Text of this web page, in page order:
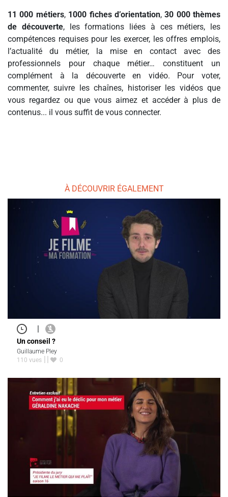
11 000 métiers, 1000 fiches d’orientation,30 000 thèmes
de découverte, les formations liées à ces métiers, les
compétences requises pour les exercer, les offres emplois,
l’actualité du métier, la mise en contact avec des
professionnels pour chaque métier… constituent un
complément à la découverte en vidéo. Pour voter,
commenter, suivre les chaînes, historiser les vidéos que
vous regardez ou que vous aimez et accéder à plus de
contenus... il vous suffit de vous connecter.
À DÉCOUVRIR ÉGALEMENT
|
Un conseil ?
Guillaume Pley
110 vues
0